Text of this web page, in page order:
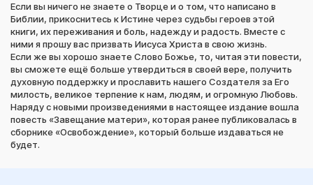
Если вы ничего не знаете о Творце и о том, что написано в
Библии, прикоснитесь к Истине через судьбы героев этой
книги, их переживания и боль, надежду и радость. Вместе с
ними я прошу вас призвать Иисуса Христа в свою жизнь.
Если же вы хорошо знаете Слово Божье, то, читая эти повести,
вы сможете ещё больше утвердиться в своей вере, получить
духовную поддержку и прославить нашего Создателя за Его
милость, великое терпение к нам, людям, и огромную Любовь.
Наряду с новыми произведениями в настоящее издание вошла
повесть «Завещание матери», которая ранее публиковалась в
сборнике «Освобождение», который больше издаваться не
будет.